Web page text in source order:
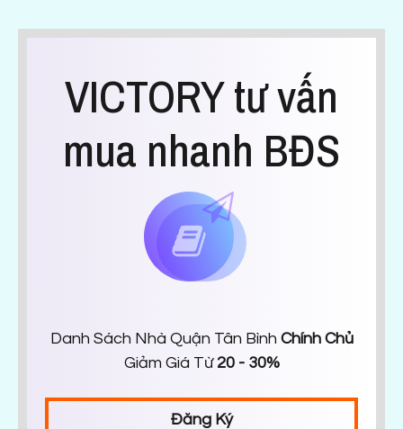
VICTORY tư vấn
mua nhanh BĐS
Danh Sách Nhà Quận Tân Bình Chính Chủ
Giảm Giá Từ 20 - 30%
Đăng Ký